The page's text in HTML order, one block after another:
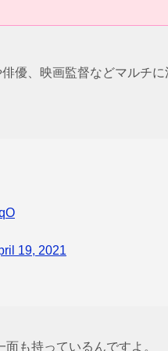
優、映画監督などマルチに
19, 2021
も持っているんですよ。